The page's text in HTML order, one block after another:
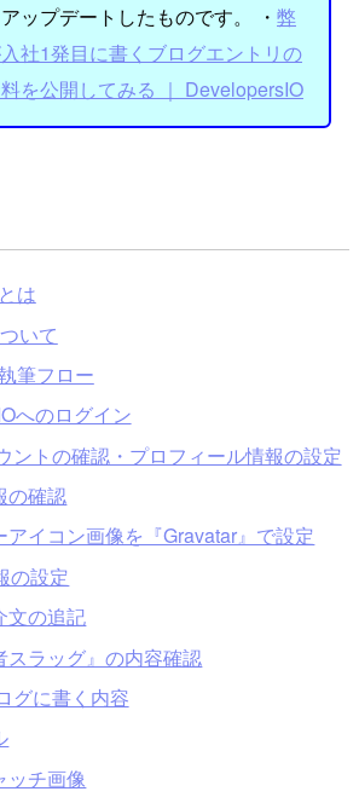
ップデートしたものです。 ・ 弊
社1発目に書くブログエントリの
を公開してみる ｜ DevelopersIO
は
いて
筆フロー
へのログイン
ントの確認・プロフィール情報の設定
の確認
アイコン画像を『Gravatar』で設定
の設定
文の追記
スラッグ』の内容確認
グに書く内容
ッチ画像